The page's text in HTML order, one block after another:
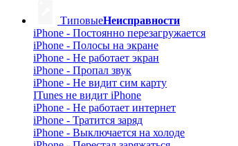
ТиповыеНеисправности
iPhone - Постоянно перезагружается
iPhone - Полосы на экране
iPhone - Не работает экран
iPhone - Пропал звук
iPhone - Не видит сим карту
ITunes не видит iPhone
iPhone - Не работает интернет
iPhone - Тратится заряд
iPhone - Выключается на холоде